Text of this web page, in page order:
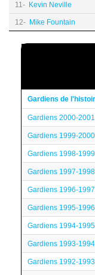
11- Kevin Neville
12- Mike Fountain
Gardiens de
Gardiens 2000-
Gardiens 1999-
Gardiens 1998-
Gardiens 1997-
Gardiens 1996-
Gardiens 1995-
Gardiens 1994-
Gardiens 1993-
Gardiens 1992-